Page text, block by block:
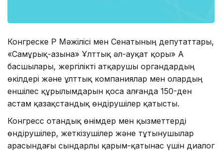
Конгреске ҚР Мәжілісі мен Сенатының депутаттары,
«Самұрық-Қазына» Ұлттық әл-ауқат қоры» АҚ
басшылары, жергілікті атқарушы органдардың
өкілдері және ұлттық компаниялар мен олардың
еншілес құрылымдарын қоса алғанда 150-ден
астам қазақстандық өндірушілер қатысты.
Конгресс отандық өнімдер мен қызметтерді
өндірушілер, жеткізушілер және тұтынушылар
арасындағы сындарлы қарым-қатынас үшін диалог